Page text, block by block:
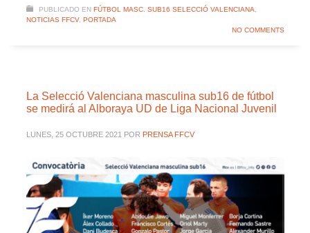
PUBLICADO EN FÚTBOL MASC. SUB16 SELECCIÓ VALENCIANA,
NOTICIAS FFCV, PORTADA
NO COMMENTS
La Selecció Valenciana masculina sub16 de fútbol
se medirá al Alboraya UD de Liga Nacional Juvenil
LUNES, 25 OCTUBRE 2021 POR PRENSA FFCV